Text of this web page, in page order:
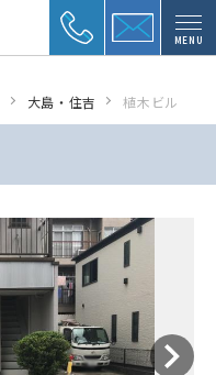
MENU
大島・住吉 植木ビル